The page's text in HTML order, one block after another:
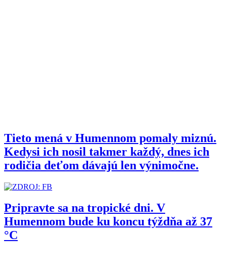
Tieto mená v Humennom pomaly miznú.
Kedysi ich nosil takmer každý, dnes ich
rodičia deťom dávajú len výnimočne.
Pripravte sa na tropické dni. V
Humennom bude ku koncu týždňa až 37
°C